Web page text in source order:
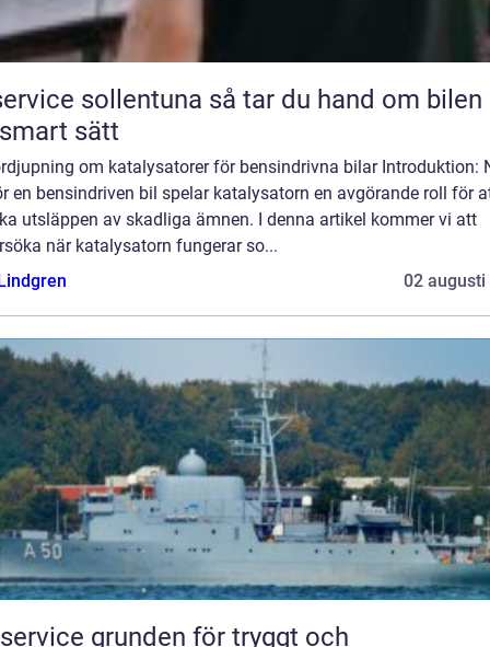
sollentuna så tar du hand om bilen på
sätt
om katalysatorer för bensindrivna bilar Introduktion:
en bensindriven bil spelar katalysatorn en avgörande roll för
utsläppen av skadliga ämnen. I denna artikel kommer vi att
när katalysatorn fungerar so...
02 augusti
för tryggt och